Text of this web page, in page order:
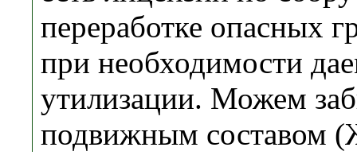
переработке опасных
при необходимости
утилизации. Можем
подвижным составом